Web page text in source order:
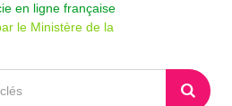
en ligne française
le Ministère de la